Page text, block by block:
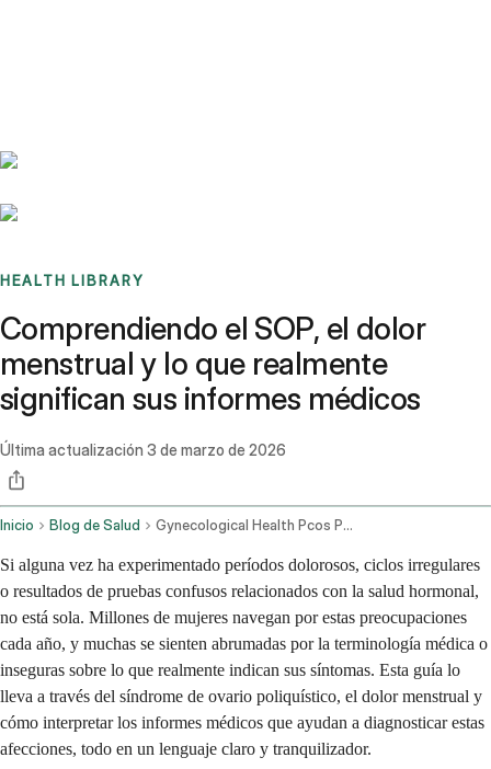
HEALTH LIBRARY
Comprendiendo el SOP, el dolor
menstrual y lo que realmente
significan sus informes médicos
Última actualización 3 de marzo de 2026
Inicio Blog de Salud Gynecological Health Pcos Period Pain And Medical Report Guidance
Si alguna vez ha experimentado períodos dolorosos, ciclos irregulares
o resultados de pruebas confusos relacionados con la salud hormonal,
no está sola. Millones de mujeres navegan por estas preocupaciones
cada año, y muchas se sienten abrumadas por la terminología médica o
inseguras sobre lo que realmente indican sus síntomas. Esta guía lo
lleva a través del síndrome de ovario poliquístico, el dolor menstrual y
cómo interpretar los informes médicos que ayudan a diagnosticar estas
afecciones, todo en un lenguaje claro y tranquilizador.